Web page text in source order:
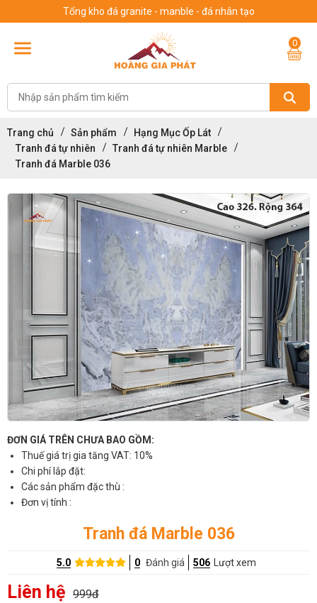
Tổng kho đá granite - manble - đá nhân tạo
0
Trang chủ Sản phẩm
Hạng Mục Ốp Lát
Tranh đá tự nhiên
Tranh đá tự nhiên Marble
Tranh đá Marble 036
ĐƠN GIÁ TRÊN CHƯA BAO GỒM:
Thuế giá trị gia tăng VAT: 10%
Chi phí lắp đặt:
Các sản phẩm đặc thù :
Đơn vị tính :
Tranh đá Marble 036
5.0 0 Đánh giá 506 Lượt xem
Liên hệ 999đ